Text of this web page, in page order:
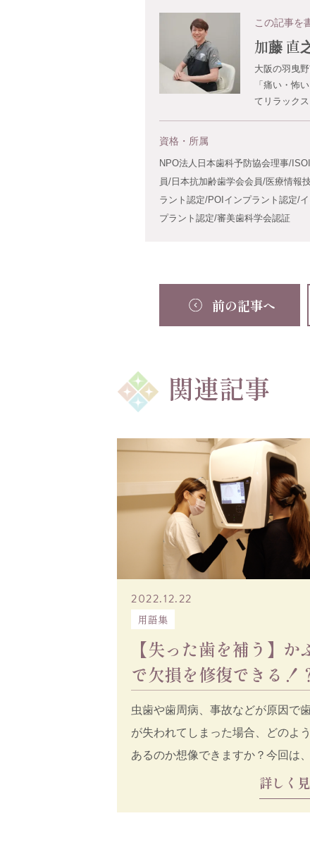
この記事を
加藤 直
大阪の羽曳
「痛い・怖
てリラック
資格・所属
NPO法人日本歯科予防協会理事/
員/日本抗加齢歯学会会員/医療情報
ラント認定/POIインプラント認定/
プラント認定/審美歯科学会認証
前の記事へ
関連記事
2022.12.22
用語集
【失った歯を補う】か
で欠損を修復できる！
リッジについてお話し
虫歯や歯周病、事故などが原因で
が失われてしまった場合、どのよ
あるのか想像できますか？今回は
を補う治療法「入れ歯」「ブリッ
詳しく